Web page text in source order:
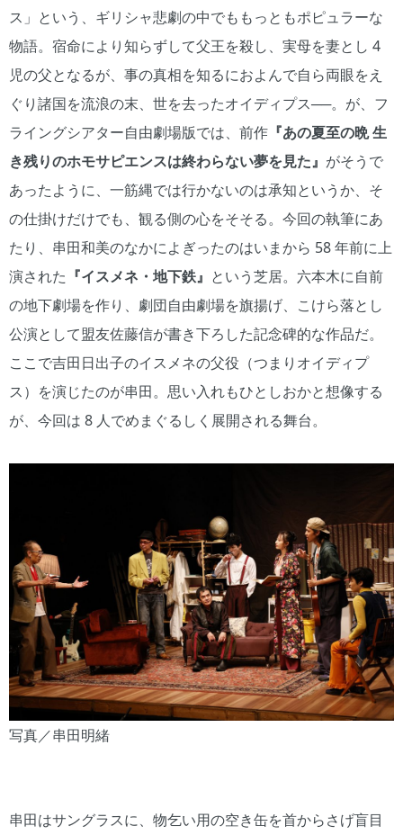
ス」という、ギリシャ悲劇の中でももっともポピュラーな
物語。宿命により知らずして父王を殺し、実母を妻とし 4
児の父となるが、事の真相を知るにおよんで自ら両眼をえ
ぐり諸国を流浪の末、世を去ったオイディプス──。が、フ
ライングシアター自由劇場版では、前作 『あの夏至の晩 生
き残りのホモサピエンスは終わらない夢を見た』 がそうで
あったように、一筋縄では行かないのは承知というか、そ
の仕掛けだけでも、観る側の心をそそる。今回の執筆にあ
たり、串田和美のなかによぎったのはいまから 58 年前に上
演された 『イスメネ・地下鉄』 という芝居。六本木に自前
の地下劇場を作り、劇団自由劇場を旗揚げ、こけら落とし
公演として盟友佐藤信が書き下ろした記念碑的な作品だ。
ここで吉田日出子のイスメネの父役（つまりオイディプ
ス）を演じたのが串田。思い入れもひとしおかと想像する
が、今回は 8 人でめまぐるしく展開される舞台。
写真／串田明緒
串田はサングラスに、物乞い用の空き缶を首からさげ盲目